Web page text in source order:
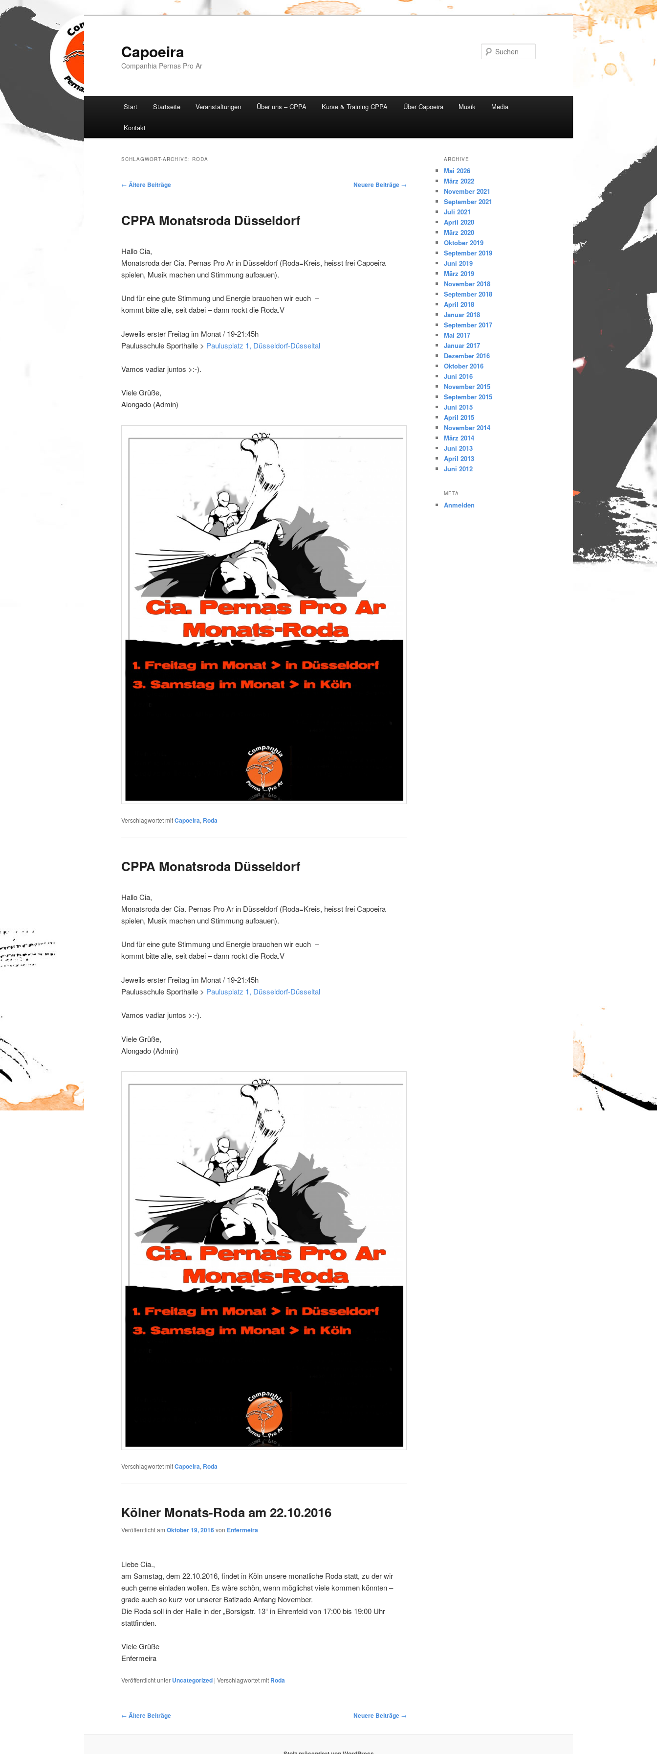
Zum
wechseln
Zum
Inhalt
Capoeira
Companhia Pernas Pro Ar
Start Startseite Veranstaltungen Über uns – CPPA Kurse & Training CPPA Über Capoeira Musik Media
Kontakt
SCHLAGWORT-ARCHIVE: RODA
Beitragsnavigation
← Ältere Beiträge Neuere Beiträge →
CPPA Monatsroda Düsseldorf
Hallo Cia,
Monatsroda der Cia. Pernas Pro Ar in Düsseldorf (Roda=Kreis, heisst frei Capoeira
spielen, Musik machen und Stimmung aufbauen).
Und für eine gute Stimmung und Energie brauchen wir euch –
kommt bitte alle, seit dabei – dann rockt die Roda.V
Jeweils erster Freitag im Monat / 19-21:45h
Paulusschule Sporthalle > Paulusplatz 1, Düsseldorf-Düsseltal
Vamos vadiar juntos >:-).
Viele Grüße,
Alongado (Admin)
Verschlagwortet mitCapoeira, Roda
CPPA Monatsroda Düsseldorf
Hallo Cia,
Monatsroda der Cia. Pernas Pro Ar in Düsseldorf (Roda=Kreis, heisst frei Capoeira
spielen, Musik machen und Stimmung aufbauen).
Und für eine gute Stimmung und Energie brauchen wir euch –
kommt bitte alle, seit dabei – dann rockt die Roda.V
Jeweils erster Freitag im Monat / 19-21:45h
Paulusschule Sporthalle > Paulusplatz 1, Düsseldorf-Düsseltal
Vamos vadiar juntos >:-).
Viele Grüße,
Alongado (Admin)
Verschlagwortet mitCapoeira, Roda
Kölner Monats-Roda am 22.10.2016
Veröffentlicht am Oktober 19, 2016von Enfermeira
Liebe Cia.,
am Samstag, dem 22.10.2016, findet in Köln unsere monatliche Roda statt, zu der wir
euch gerne einladen wollen. Es wäre schön, wenn möglichst viele kommen könnten –
grade auch so kurz vor unserer Batizado Anfang November.
Die Roda soll in der Halle in der „Borsigstr. 13“ in Ehrenfeld von 17:00 bis 19:00 Uhr
stattfinden.
Viele Grüße
Enfermeira
Veröffentlicht unter Uncategorized | Verschlagwortet mit Roda
Beitragsnavigation
← Ältere Beiträge Neuere Beiträge →
ARCHIVE
Mai 2026
März 2022
November 2021
September 2021
Juli 2021
April 2020
März 2020
Oktober 2019
September 2019
Juni 2019
März 2019
November 2018
September 2018
April 2018
Januar 2018
September 2017
Mai 2017
Januar 2017
Dezember 2016
Oktober 2016
Juni 2016
November 2015
September 2015
Juni 2015
April 2015
November 2014
März 2014
Juni 2013
April 2013
Juni 2012
META
Anmelden